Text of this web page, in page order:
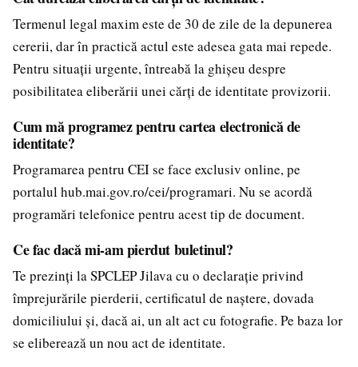
Termenul legal maxim este de 30 de zile de la depunerea
cererii, dar în practică actul este adesea gata mai repede.
Pentru situații urgente, întreabă la ghișeu despre
posibilitatea eliberării unei cărți de identitate provizorii.
Cum mă programez pentru cartea electronică de
identitate?
Programarea pentru CEI se face exclusiv online, pe
portalul hub.mai.gov.ro/cei/programari. Nu se acordă
programări telefonice pentru acest tip de document.
Ce fac dacă mi-am pierdut buletinul?
Te prezinți la SPCLEP Jilava cu o declarație privind
împrejurările pierderii, certificatul de naștere, dovada
domiciliului și, dacă ai, un alt act cu fotografie. Pe baza lor
se eliberează un nou act de identitate.